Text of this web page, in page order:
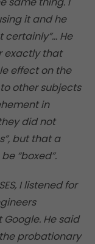
it and he
certainly”… He
exactly that
effect on the
other subjects
in
did not
but that a
“boxed”.
I listened for
He said
probationary